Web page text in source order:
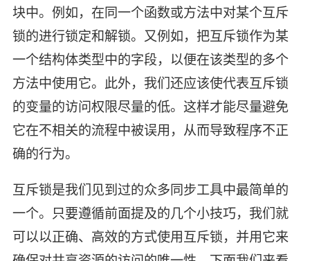
块中。例如，在同一个函数或方法中对某个互斥
锁的进行锁定和解锁。又例如，把互斥锁作为某
一个结构体类型中的字段，以便在该类型的多个
方法中使用它。此外，我们还应该使代表互斥锁
的变量的访问权限尽量的低。这样才能尽量避免
它在不相关的流程中被误用，从而导致程序不正
确的行为。
互斥锁是我们见到过的众多同步工具中最简单的
一个。只要遵循前面提及的几个小技巧，我们就
可以以正确、高效的方式使用互斥锁，并用它来